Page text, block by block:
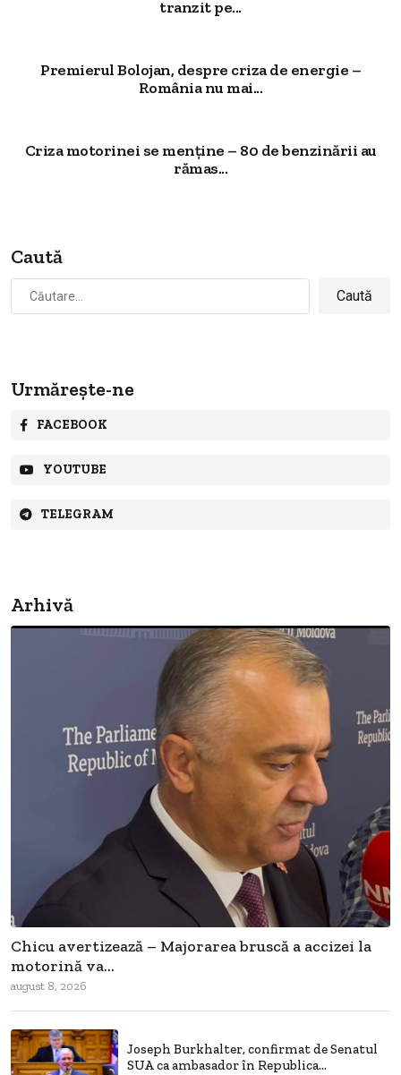
tranzit pe...
Premierul Bolojan, despre criza de energie –
România nu mai...
Criza motorinei se menține – 80 de benzinării au
rămas...
Caută
Caută
după:
Urmărește-ne
FACEBOOK
YOUTUBE
TELEGRAM
Arhivă
Chicu avertizează – Majorarea bruscă a accizei la
motorină va...
august 8, 2026
Joseph Burkhalter, confirmat de Senatul
SUA ca ambasador în Republica...